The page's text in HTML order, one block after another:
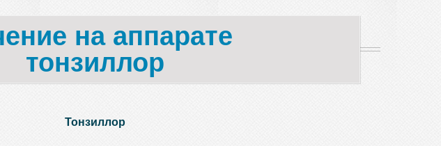
на аппарате
тонзиллор
Тонзиллор